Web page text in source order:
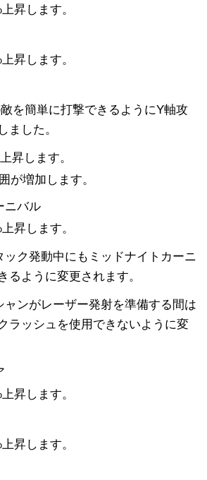
昇します。
昇します。
を簡単に打撃できるようにY軸攻
ました。
昇します。
が増加します。
ニバル
昇します。
ック発動中にもミッドナイトカーニ
るように変更されます。
ャンがレーザー発射を準備する間は
ラッシュを使用できないように変
昇します。
昇します。